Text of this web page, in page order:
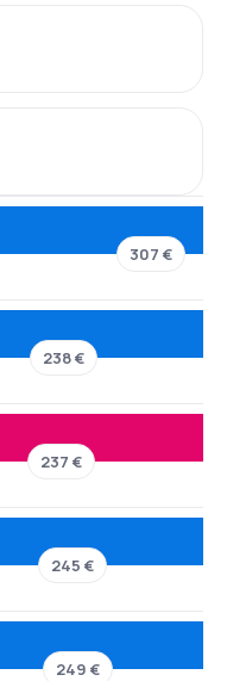
307 €
238 €
237 €
245 €
249 €